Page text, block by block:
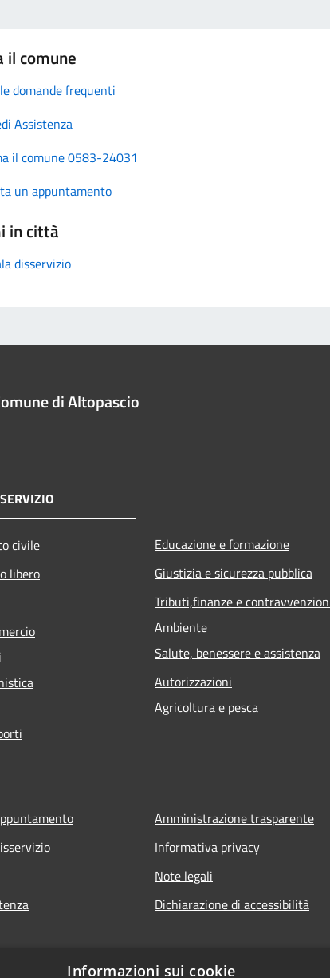
il comune
domande frequenti
Assistenza
il comune 0583-24031
un appuntamento
in città
disservizio
di Altopascio
civile
libero
Educazione e formazione
Giustizia e sicurezza pubblica
Tributi,finanze e
Ambiente
Salute, benessere e assistenza
Autorizzazioni
Agricoltura e pesca
Amministrazione trasparente
Informativa privacy
Note legali
Dichiarazione di accessibilità
Informazioni sui cookie